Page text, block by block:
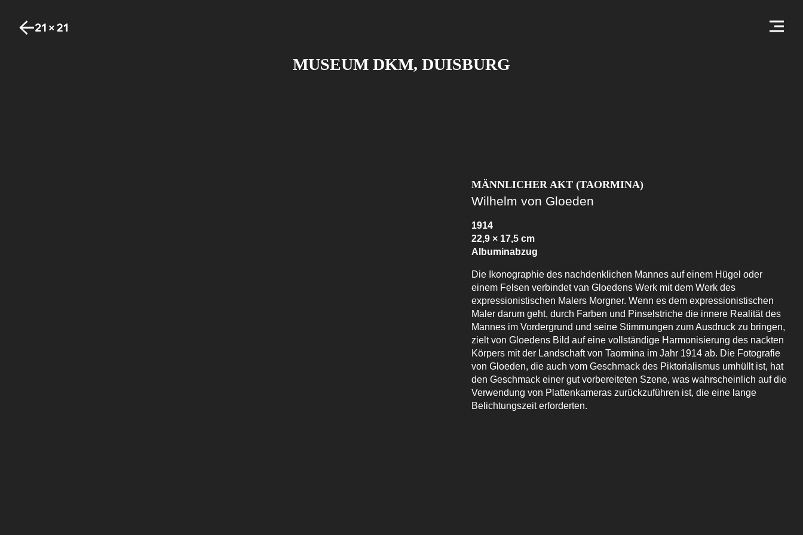
MUSEUM DKM, DUISBURG
MÄNNLICHER AKT (TAORMINA)
Wilhelm von Gloeden
1914
22,9 × 17,5 cm
Albuminabzug
Die Ikonographie des nachdenklichen Mannes auf einem Hügel oder
einem Felsen verbindet van Gloedens Werk mit dem Werk des
expressionistischen Malers Morgner. Wenn es dem expressionistischen
Maler darum geht, durch Farben und Pinselstriche die innere Realität des
Mannes im Vordergrund und seine Stimmungen zum Ausdruck zu bringen,
zielt von Gloedens Bild auf eine vollständige Harmonisierung des nackten
Körpers mit der Landschaft von Taormina im Jahr 1914 ab. Die Fotografie
von Gloeden, die auch vom Geschmack des Piktorialismus umhüllt ist, hat
den Geschmack einer gut vorbereiteten Szene, was wahrscheinlich auf die
Verwendung von Plattenkameras zurückzuführen ist, die eine lange
Belichtungszeit erforderten.